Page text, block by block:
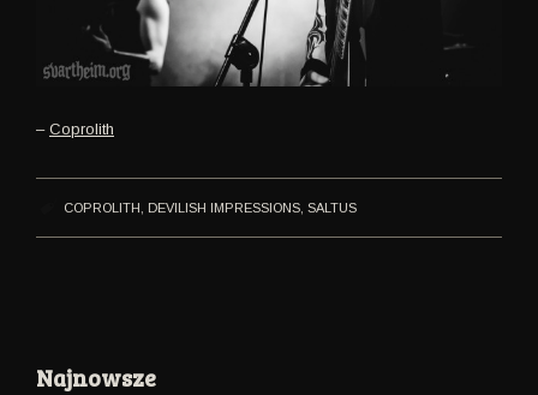
– Coprolith
COPROLITH DEVILISH IMPRESSIONS, SALTUS
Najnowsze